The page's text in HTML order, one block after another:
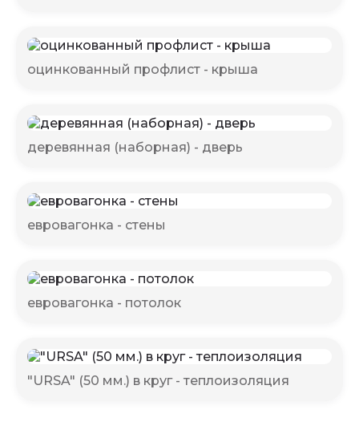
оцинкованный профлист - крыша
деревянная (наборная) - дверь
евровагонка - стены
евровагонка - потолок
"URSA" (50 мм.) в круг - теплоизоляция